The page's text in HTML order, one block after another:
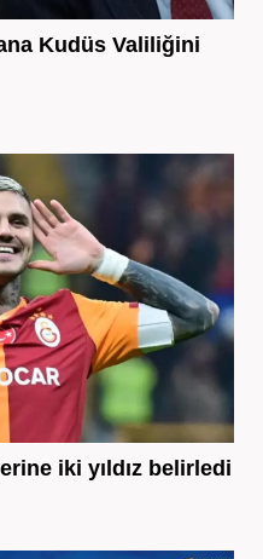
Kudüs Valiliğini
iki yıldız belirledi